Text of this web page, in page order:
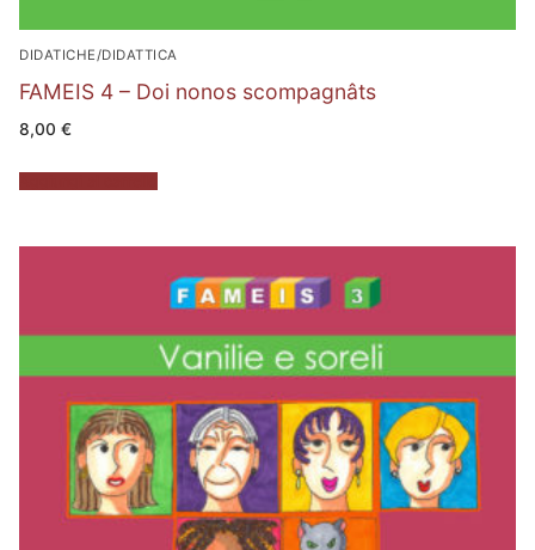
DIDATICHE/DIDATTICA
FAMEIS 4 – Doi nonos scompagnâts
8,00 €